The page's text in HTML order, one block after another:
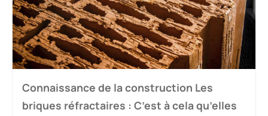
Connaissance de la construction Les
briques réfractaires : C’est à cela qu’elles